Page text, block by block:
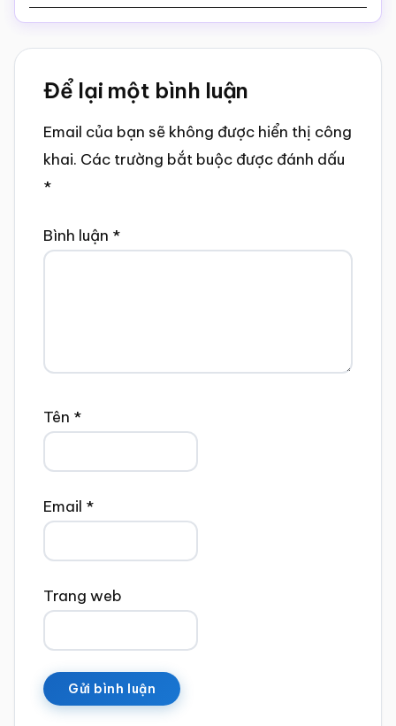
Reader
Interactions
Để lại một bình luận
Email của bạn sẽ không được hiển thị công
khai. Các trường bắt buộc được đánh dấu
*
Bình luận *
Tên *
Email *
Trang web